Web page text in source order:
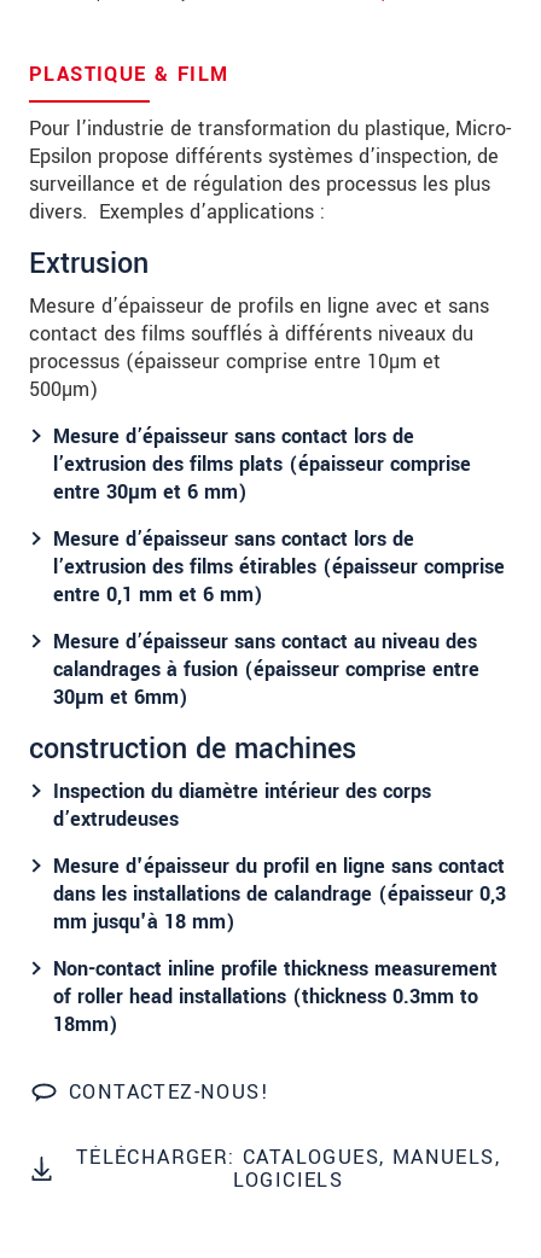
PLASTIQUE & FILM
Pour l’industrie de transformation du plastique, Micro-
Epsilon propose différents systèmes d’inspection, de
surveillance et de régulation des processus les plus
divers. Exemples d’applications :
Extrusion
Mesure d’épaisseur de profils en ligne avec et sans
contact des films soufflés à différents niveaux du
processus (épaisseur comprise entre 10µm et
500µm)
Mesure d’épaisseur sans contact lors de
l’extrusion des films plats (épaisseur comprise
entre 30µm et 6 mm)
Mesure d’épaisseur sans contact lors de
l’extrusion des films étirables (épaisseur comprise
entre 0,1 mm et 6 mm)
Mesure d’épaisseur sans contact au niveau des
calandrages à fusion (épaisseur comprise entre
30µm et 6mm)
construction de machines
Inspection du diamètre intérieur des corps
d’extrudeuses
Mesure d'épaisseur du profil en ligne sans contact
dans les installations de calandrage (épaisseur 0,3
mm jusqu'à 18 mm)
Non-contact inline profile thickness measurement
of roller head installations (thickness 0.3mm to
18mm)
CONTACTEZ-NOUS!
TÉLÉCHARGER: CATALOGUES, MANUELS,
LOGICIELS
Ville*
Pays*
Téléphone
Veuillez me tenir informé des innovations
de produits par e-mail.
* Obligatoire
Nous traitons vos données de manière
confidentielle. Veuillez lire notredéclaration de
protection des données.
ENVOYER MESSAGE